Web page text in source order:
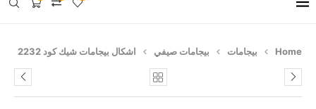
Home بيجامات بيجامات صيفي اشكال بيجامات شيك كود 2232